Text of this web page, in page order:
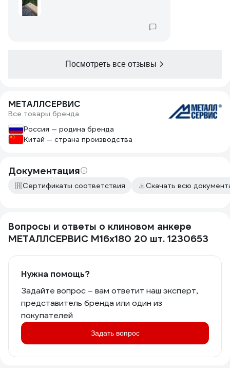
Посмотреть все отзывы
МЕТАЛЛСЕРВИС
Все товары бренда
Россия — родина бренда
Китай — страна производства
Документация
Сертификаты соответствия Скачать всю
Вопросы и ответы о клиновом анкере
МЕТАЛЛСЕРВИС М16x180 20 шт. 1230653
Нужна помощь?
Задайте вопрос – вам ответит наш эксперт,
представитель бренда или один из
покупателей
Задать вопрос